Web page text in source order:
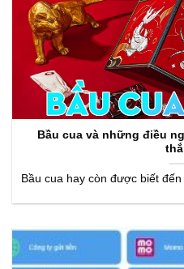
Bầu cua và những điều
Bầu cua hay còn được biết